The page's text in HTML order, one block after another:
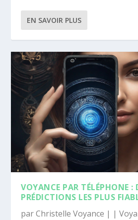
EN SAVOIR PLUS
VOYANCE PAR TÉLÉPHONE :
PRÉDICTIONS LES PLUS
parChristelle Voyance | |